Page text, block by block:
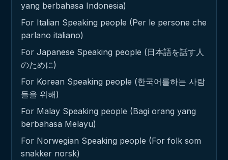
yang berbahasa Indonesia)
For Italian Speaking people (Per le persone che
parlano italiano)
For Japanese Speaking people (日本語を話す人
のために)
For Korean Speaking people (한국어를하는 사람
들을 위해)
For Malay Speaking people (Bagi orang yang
berbahasa Melayu)
For Norwegian Speaking people (For folk som
snakker norsk)